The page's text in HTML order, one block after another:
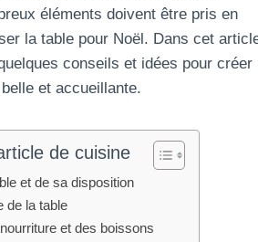
éléments doivent être pris en
la table pour Noël. Dans cet
conseils et idées pour créer
et accueillante.
de cuisine
et de sa disposition
de la table
et des boissons